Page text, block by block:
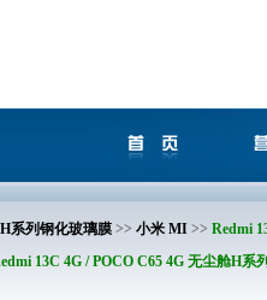
H系列钢化玻璃膜 >> 小米 MI >> Redmi
13C 4G / POCO C65 4G 无尘舱H系